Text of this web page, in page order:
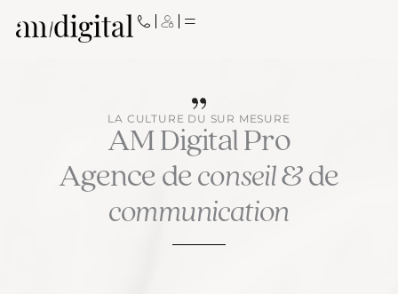
LA CULTURE DU SUR MESURE
AM Digital Pro
Agence deconseil& de
communication